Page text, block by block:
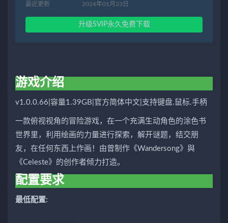
最近更新 2024年01月23日
升级SVIP永久免费下载
游戏介绍
v1.0.0.66|容量1.39GB|官方简体中文|支持键盘.鼠标.手柄
一款俯视视角的冒险游戏，在一个充满生动角色的涂色书
世界里，利用绘画的力量进行探索，解开谜题，结交朋
友，在任何东西上作画！由曾制作《Wandersong》與
《Celeste》的创作者倾力打造。
配置要求
最低配置: